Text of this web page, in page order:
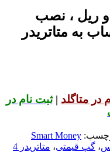
و ریل ، نصب
به متاتریدر
در متاگلد |ثبت نام در
Smart Money
، گپ قیمتی، متاتریدر 4